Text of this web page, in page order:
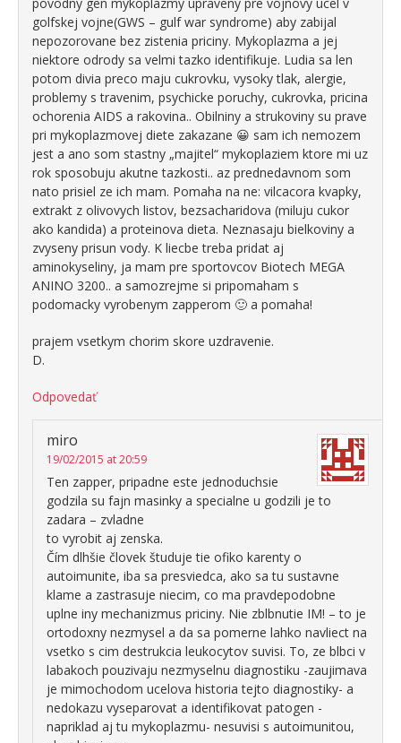
golfskej vojne(GWS – gulf war syndrome) aby zabijal
nepozorovane bez zistenia priciny. Mykoplazma a jej
niektore odrody sa velmi tazko identifikuje. Ludia sa len
potom divia preco maju cukrovku, vysoky tlak, alergie,
problemy s travenim, psychicke poruchy, cukrovka, pricina
ochorenia AIDS a rakovina.. Obilniny a strukoviny su prave
pri mykoplazmovej diete zakazane 😀 sam ich nemozem
jest a ano som stastny „majitel“ mykoplaziem ktore mi uz
rok sposobuju akutne tazkosti.. az prednedavnom som
nato prisiel ze ich mam. Pomaha na ne: vilcacora kvapky,
extrakt z olivovych listov, bezsacharidova (miluju cukor
ako kandida) a proteinova dieta. Neznasaju bielkoviny a
zvyseny prisun vody. K liecbe treba pridat aj
aminokyseliny, ja mam pre sportovcov Biotech MEGA
ANINO 3200.. a samozrejme si pripomaham s
podomacky vyrobenym zapperom 🙂 a pomaha!
prajem vsetkym chorim skore uzdravenie.
D.
Odpovedať
miro
19/02/2015 at 20:59
Ten zapper, pripadne este jednoduchsie
godzila su fajn masinky a specialne u godzili je to
zadara – zvladne
to vyrobit aj zenska.
Čím dlhšie človek študuje tie ofiko karenty o
autoimunite, iba sa presviedca, ako sa tu sustavne
klame a zastrasuje niecim, co ma pravdepodobne
uplne iny mechanizmus priciny. Nie zblbnutie IM! – to je
ortodoxny nezmysel a da sa pomerne lahko navliect na
vsetko s cim destrukcia leukocytov suvisi. To, ze blbci v
labakoch pouzivaju nezmyselnu diagnostiku -zaujimava
je mimochodom ucelova historia tejto diagnostiky- a
nedokazu vyseparovat a identifikovat patogen -
napriklad aj tu mykoplazmu- nesuvisi s autoimunitou,